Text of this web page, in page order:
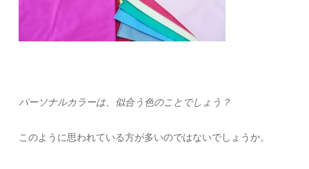
パーソナルカラーは、似合う色のことでしょう？
このように思われている方が多いのではないでしょうか。